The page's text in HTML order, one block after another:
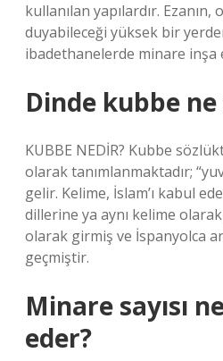
kullanılan yapılardır.
duyabileceği yüksek bir
ibadethanelerde minare inşa
Dinde kubbe
KUBBE NEDİR? Kubbe
olarak tanımlanmaktadır;
gelir. Kelime, İslam’ı kabul
dillerine ya aynı kelime
olarak girmiş ve İspanyolca
geçmiştir.
Minare sayısı
eder?